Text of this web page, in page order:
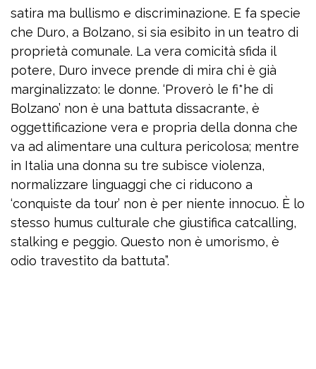
satira ma bullismo e discriminazione. E fa specie
che Duro, a Bolzano, si sia esibito in un teatro di
proprietà comunale. La vera comicità sfida il
potere, Duro invece prende di mira chi è già
marginalizzato: le donne. ‘Proverò le fi*he di
Bolzano’ non è una battuta dissacrante, è
oggettificazione vera e propria della donna che
va ad alimentare una cultura pericolosa; mentre
in Italia una donna su tre subisce violenza,
normalizzare linguaggi che ci riducono a
‘conquiste da tour’ non è per niente innocuo. È lo
stesso humus culturale che giustifica catcalling,
stalking e peggio. Questo non è umorismo, è
odio travestito da battuta”.